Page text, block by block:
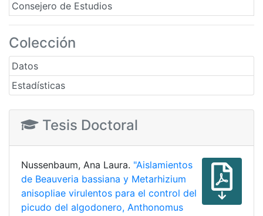
Consejero de Estudios
Colección
Datos
Estadísticas
Tesis Doctoral
Nussenbaum, Ana Laura. "Aislamientos
de Beauveria bassiana y Metarhizium
anisopliae virulentos para el control del
picudo del algodonero, Anthonomus